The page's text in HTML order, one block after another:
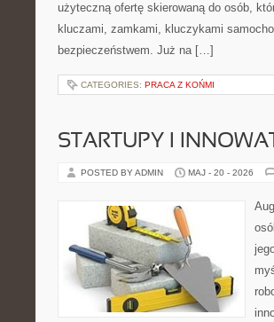
użyteczną ofertę skierowaną do osób,
kluczami, zamkami, kluczykami
bezpieczeństwem. Już na […]
CATEGORIES: PRACA Z KOŃMI
STARTUPY I
POSTED BY ADMIN MAJ - 20 - 2026